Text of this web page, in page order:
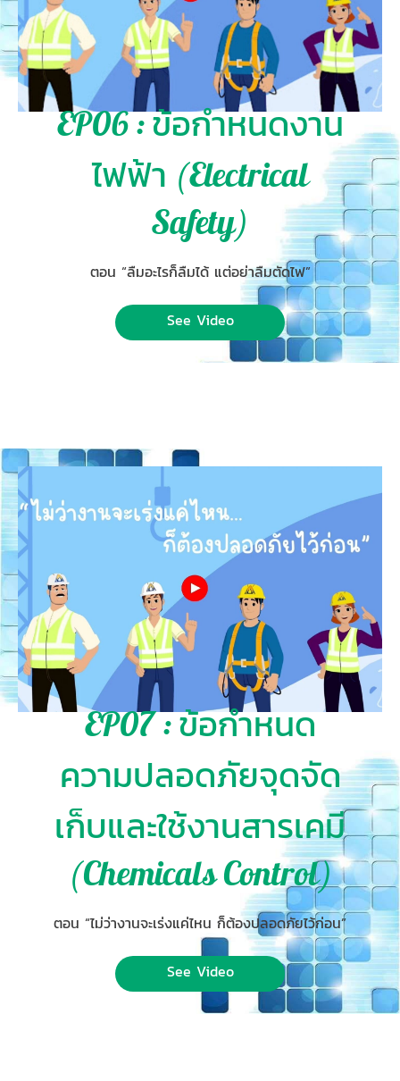
EP06 : ข้อกำหนดงาน
ไฟฟ้า (Electrical
Safety)
ตอน “ลืมอะไรก็ลืมได้ แต่อย่าลืมตัดไฟ”
See Video
EP07 : ข้อกำหนด
ความปลอดภัยจุดจัด
เก็บและใช้งานสารเคมี
(Chemicals Control)
ตอน “ไม่ว่างานจะเร่งแค่ไหน ก็ต้องปลอดภัยไว้ก่อน”
See Video